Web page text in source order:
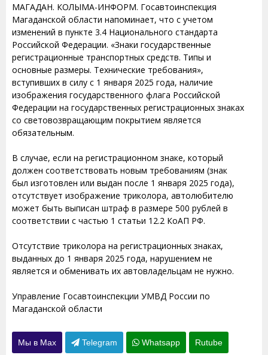
МАГАДАН. КОЛЫМА-ИНФОРМ. Госавтоинспекция
Магаданской области напоминает, что с учетом
изменений в пункте 3.4 Национального стандарта
Российской Федерации. «Знаки государственные
регистрационные транспортных средств. Типы и
основные размеры. Технические требования»,
вступивших в силу с 1 января 2025 года, наличие
изображения государственного флага Российской
Федерации на государственных регистрационных знаках
со световозвращающим покрытием является
обязательным.
В случае, если на регистрационном знаке, который
должен соответствовать новым требованиям (знак
был изготовлен или выдан после 1 января 2025 года),
отсутствует изображение триколора, автолюбителю
может быть выписан штраф в размере 500 рублей в
соответствии с частью 1 статьи 12.2 КоАП РФ.
Отсутствие триколора на регистрационных знаках,
выданных до 1 января 2025 года, нарушением не
является и обменивать их автовладельцам не нужно.
Управление Госавтоинспекции УМВД России по
Магаданской области
Мы в Max Telegram Whatsapp Rutube